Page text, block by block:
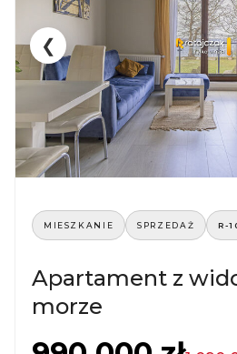
❮
MIESZKANIE SPRZEDAŻ R-
Apartament z
morze